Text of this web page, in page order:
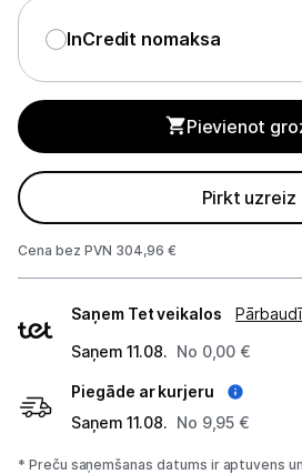
Datortehnika
Viedierīces
Skaistumkopšana
Ražotāju atjaunota
InCredit nomaksa
Pievienot
Pirkt uzreiz
Cena bez PVN 304,96 €
veidi
Saņem Tet veikalos
Saņem 11.08. No 0,00 €
Piegāde ar kurjeru
Saņem 11.08. No 9,95 €
* Preču saņemšanas datums ir aptuvens